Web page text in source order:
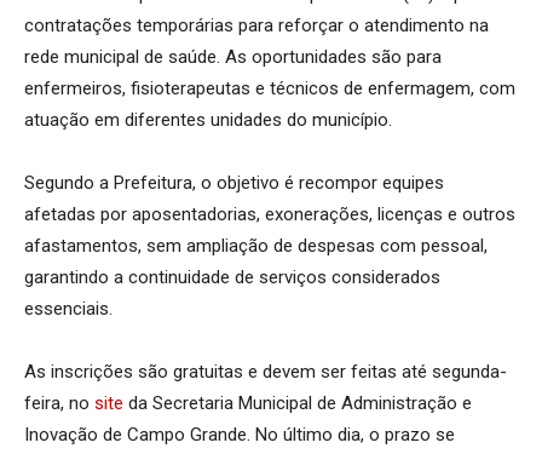
contratações temporárias para reforçar o atendimento na
rede municipal de saúde. As oportunidades são para
enfermeiros, fisioterapeutas e técnicos de enfermagem, com
atuação em diferentes unidades do município.
Segundo a Prefeitura, o objetivo é recompor equipes
afetadas por aposentadorias, exonerações, licenças e outros
afastamentos, sem ampliação de despesas com pessoal,
garantindo a continuidade de serviços considerados
essenciais.
As inscrições são gratuitas e devem ser feitas até segunda-
feira, no site da Secretaria Municipal de Administração e
Inovação de Campo Grande. No último dia, o prazo se